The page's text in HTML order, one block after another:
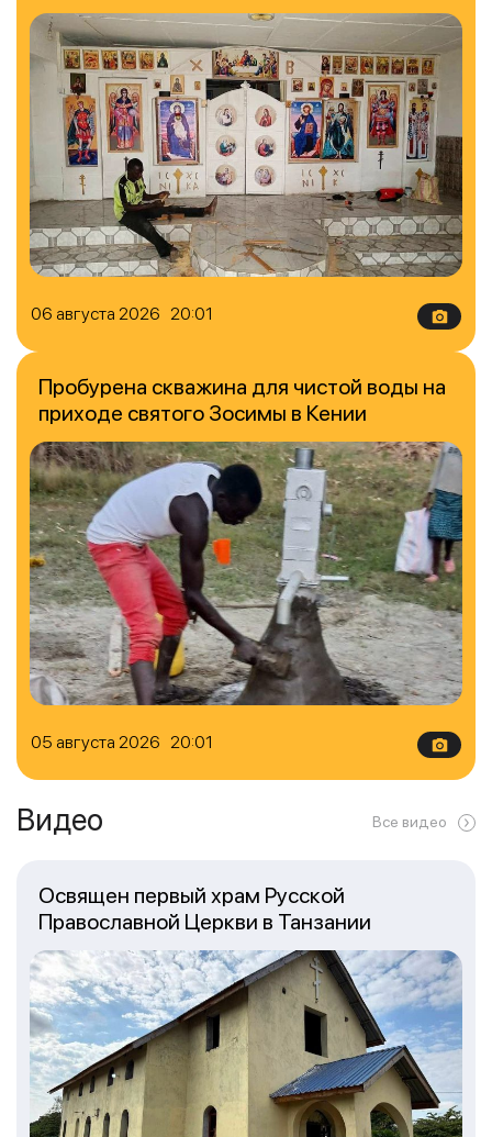
06 августа 2026 20:01
05 августа 2026 20:01
Пробурена скважина для чистой воды на
приходе святого Зосимы в Кении
Видео Все видео
Освящен первый храм Русской
Православной Церкви в Танзании